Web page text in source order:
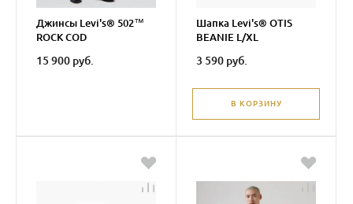
Джинсы Levi's® 502™
ROCK COD
15 900 руб.
Шапка Levi's® OTIS
BEANIE L/XL
3 590 руб.
В КОРЗИНУ